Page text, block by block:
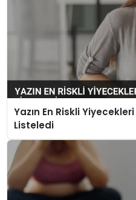
Yazın En Riskli
Listeledi